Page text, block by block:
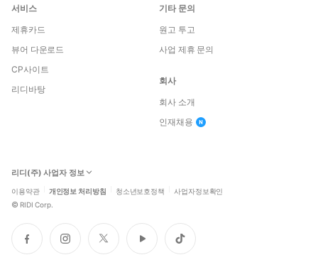
서비스
제휴카드
뷰어 다운로드
CP사이트
리디바탕
기타 문의
원고 투고
사업 제휴 문의
회사
회사 소개
인재채용
리디(주) 사업자 정보
이용약관 개인정보 처리방침 청소년보호정책 사업자정보확인
© RIDI Corp.
페
이
인
스
트
위
유
튜
틱
톡